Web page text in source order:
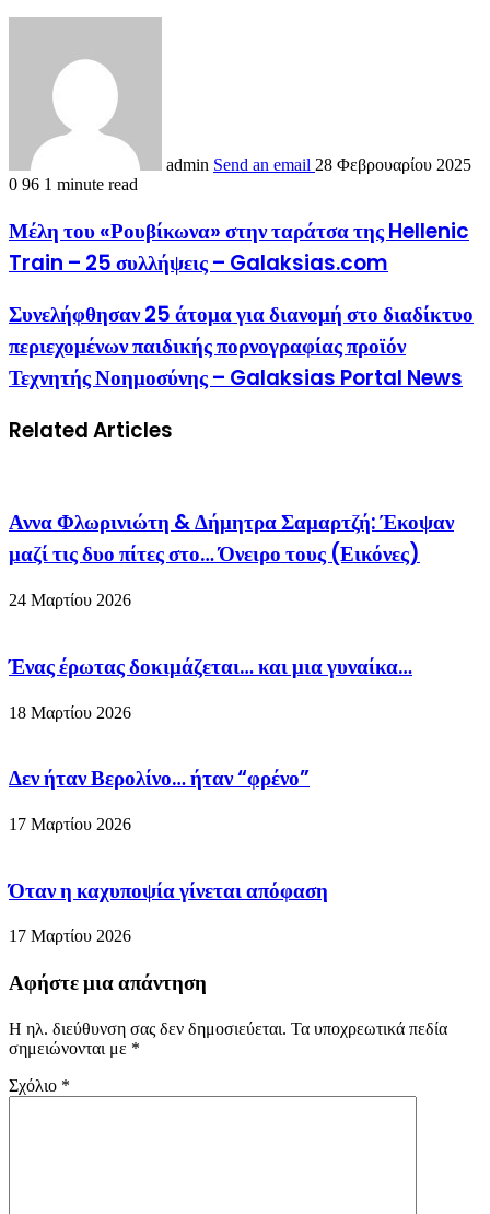
admin Send an email 28 Φεβρουαρίου 2025
0 96 1 minute read
Μέλη του «Ρουβίκωνα» στην ταράτσα της Hellenic
Train – 25 συλλήψεις – Galaksias.com
Συνελήφθησαν 25 άτομα για διανομή στο διαδίκτυο
περιεχομένων παιδικής πορνογραφίας προϊόν
Τεχνητής Νοημοσύνης – Galaksias Portal News
Related Articles
Αννα Φλωρινιώτη & Δήμητρα Σαμαρτζή: Έκοψαν
μαζί τις δυο πίτες στο… Όνειρο τους (Εικόνες)
24 Μαρτίου 2026
Ένας έρωτας δοκιμάζεται… και μια γυναίκα…
18 Μαρτίου 2026
Δεν ήταν Βερολίνο… ήταν “φρένο”
17 Μαρτίου 2026
Όταν η καχυποψία γίνεται απόφαση
17 Μαρτίου 2026
Αφήστε μια απάντηση
Η ηλ. διεύθυνση σας δεν δημοσιεύεται. Τα υποχρεωτικά πεδία
σημειώνονται με *
Σχόλιο *